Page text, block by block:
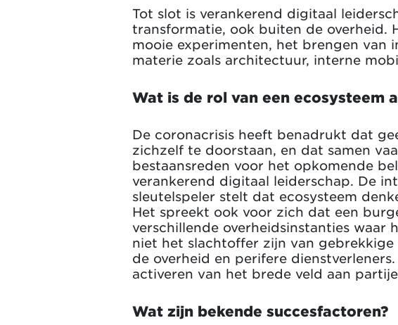
Tot slot is verankerend digitaal
transformatie, ook buiten de overheid.
mooie experimenten, het brengen van
materie zoals architectuur, interne
Wat is de rol van een ecosysteem
De coronacrisis heeft benadrukt dat
zichzelf te doorstaan, en dat samen
bestaansreden voor het opkomende
verankerend digitaal leiderschap. De
sleutelspeler stelt dat ecosysteem
Het spreekt ook voor zich dat een
verschillende overheidsinstanties
niet het slachtoffer zijn van
de overheid en perifere
activeren van het brede veld aan
Wat zijn bekende succesfactoren?